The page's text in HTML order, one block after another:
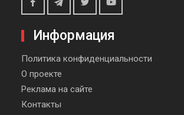
Telegram
Информация
Политика конфиденциальности
О проекте
Реклама на сайте
Контакты